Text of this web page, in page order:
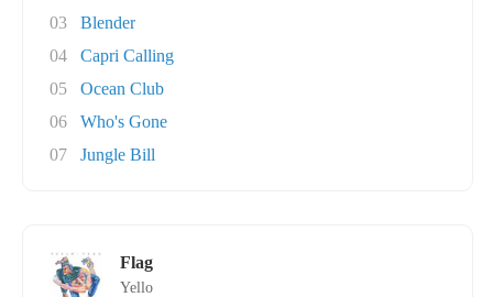
03
Blender
04
Capri Calling
05
Ocean Club
06
Who's Gone
07
Jungle Bill
Flag
Yello